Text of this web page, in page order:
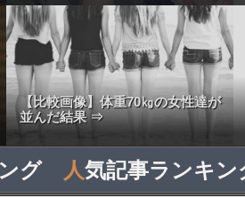
【比較画像】体重70㎏の女性達が
並んだ結果 ⇒
グ 人気記事ランキン